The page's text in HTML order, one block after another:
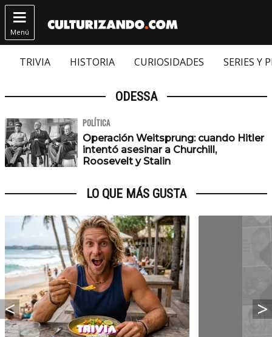

Menú
TRIVIA HISTORIA CURIOSIDADES SERIES Y
ODESSA
POLÍTICA
Operación Weitsprung: cuando Hitler
intentó asesinar a Churchill,
Roosevelt y Stalin
LO QUE MÁS GUSTA